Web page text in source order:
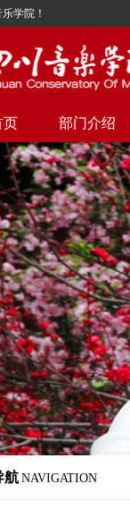
学院！
页 部门介绍
航 NAVIGATION